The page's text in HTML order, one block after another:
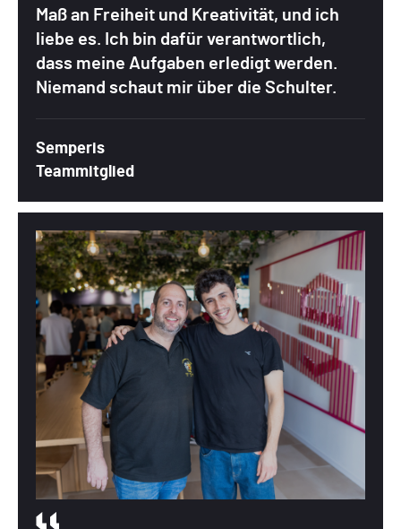
Maß an Freiheit und Kreativität, und ich
liebe es. Ich bin dafür verantwortlich,
dass meine Aufgaben erledigt werden.
Niemand schaut mir über die Schulter.
Semperis
Teammitglied